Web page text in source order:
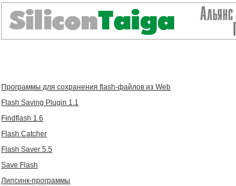
Программы для сохранения flash-файлов из Web
Flash Saving Plugin 1.1
Findflash 1.6
Flash Catcher
Flash Saver 5.5
Save Flash
Липсинк-программы